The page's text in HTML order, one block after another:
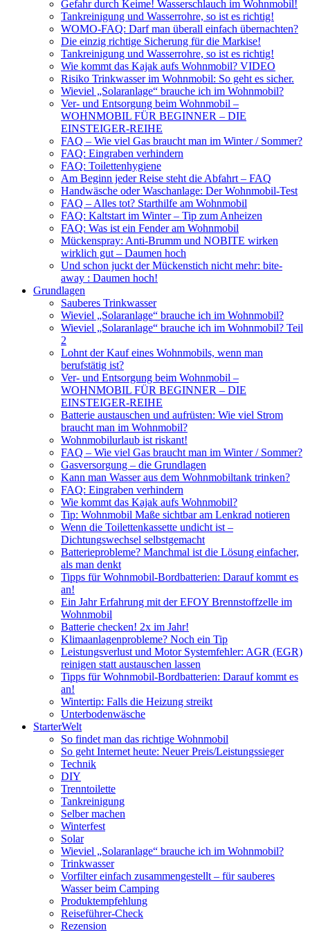
Gefahr durch Keime! Wasserschlauch im Wohnmobil!
Tankreinigung und Wasserrohre, so ist es richtig!
WOMO-FAQ: Darf man überall einfach übernachten?
Die einzig richtige Sicherung für die Markise!
Tankreinigung und Wasserrohre, so ist es richtig!
Wie kommt das Kajak aufs Wohnmobil? VIDEO
Risiko Trinkwasser im Wohnmobil: So geht es sicher.
Wieviel „Solaranlage“ brauche ich im Wohnmobil?
Ver- und Entsorgung beim Wohnmobil –
WOHNMOBIL FÜR BEGINNER – DIE
EINSTEIGER-REIHE
FAQ – Wie viel Gas braucht man im Winter / Sommer?
FAQ: Eingraben verhindern
FAQ: Toilettenhygiene
Am Beginn jeder Reise steht die Abfahrt – FAQ
Handwäsche oder Waschanlage: Der Wohnmobil-Test
FAQ – Alles tot? Starthilfe am Wohnmobil
FAQ: Kaltstart im Winter – Tip zum Anheizen
FAQ: Was ist ein Fender am Wohnmobil
Mückenspray: Anti-Brumm und NOBITE wirken
wirklich gut – Daumen hoch
Und schon juckt der Mückenstich nicht mehr: bite-
away : Daumen hoch!
Grundlagen
Sauberes Trinkwasser
Wieviel „Solaranlage“ brauche ich im Wohnmobil?
Wieviel „Solaranlage“ brauche ich im Wohnmobil? Teil
2
Lohnt der Kauf eines Wohnmobils, wenn man
berufstätig ist?
Ver- und Entsorgung beim Wohnmobil –
WOHNMOBIL FÜR BEGINNER – DIE
EINSTEIGER-REIHE
Batterie austauschen und aufrüsten: Wie viel Strom
braucht man im Wohnmobil?
Wohnmobilurlaub ist riskant!
FAQ – Wie viel Gas braucht man im Winter / Sommer?
Gasversorgung – die Grundlagen
Kann man Wasser aus dem Wohnmobiltank trinken?
FAQ: Eingraben verhindern
Wie kommt das Kajak aufs Wohnmobil?
Tip: Wohnmobil Maße sichtbar am Lenkrad notieren
Wenn die Toilettenkassette undicht ist –
Dichtungswechsel selbstgemacht
Batterieprobleme? Manchmal ist die Lösung einfacher,
als man denkt
Tipps für Wohnmobil-Bordbatterien: Darauf kommt es
an!
Ein Jahr Erfahrung mit der EFOY Brennstoffzelle im
Wohnmobil
Batterie checken! 2x im Jahr!
Klimaanlagenprobleme? Noch ein Tip
Leistungsverlust und Motor Systemfehler: AGR (EGR)
reinigen statt austauschen lassen
Tipps für Wohnmobil-Bordbatterien: Darauf kommt es
an!
Wintertip: Falls die Heizung streikt
Unterbodenwäsche
StarterWelt
So findet man das richtige Wohnmobil
So geht Internet heute: Neuer Preis/Leistungssieger
Technik
DIY
Trenntoilette
Tankreinigung
Selber machen
Winterfest
Solar
Wieviel „Solaranlage“ brauche ich im Wohnmobil?
Trinkwasser
Vorfilter einfach zusammengestellt – für sauberes
Wasser beim Camping
Produktempfehlung
Reiseführer-Check
Rezension